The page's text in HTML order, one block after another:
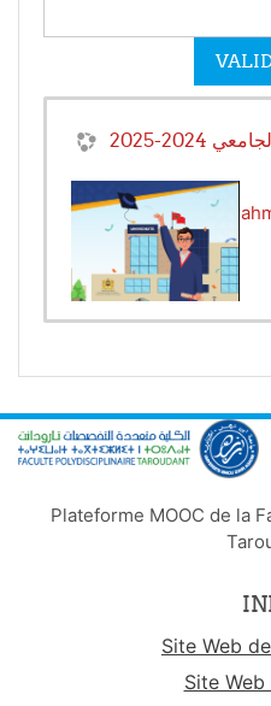
2024-2025
Enseignant:
Plateforme MOOC de la
Site Web
Site Web